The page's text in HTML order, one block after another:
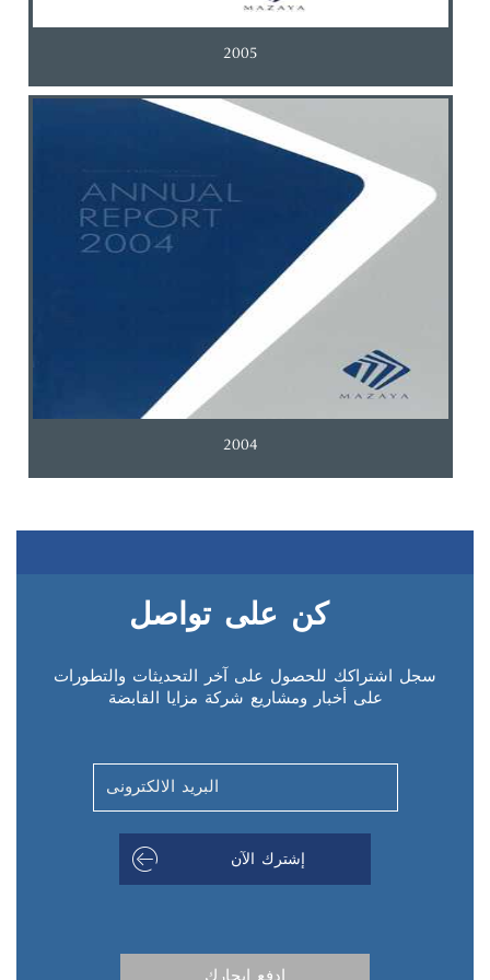
2005
2004
كن على تواصل
سجل اشتراكك للحصول على آخر التحديثات والتطورات
على أخبار ومشاريع شركة مزايا القابضة